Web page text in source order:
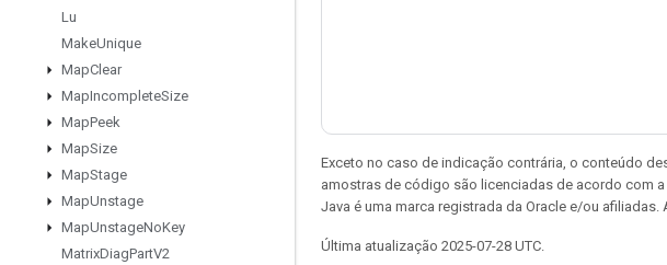
Lu
MakeUnique
MapClear
MapIncompleteSize
MapPeek
MapSize
MapStage
MapUnstage
MapUnstageNoKey
MatrixDiagPartV2
Exceto no caso de indicação contrária, o conteúdo
amostras de código são licenciadas de acordo com a
Java é uma marca registrada da Oracle e/ou
Última atualização 2025-07-28 UTC.